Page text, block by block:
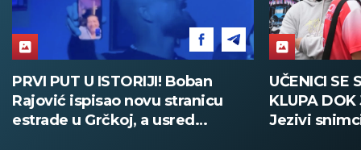
UČENICI SE SAKRILI ISPOD
KLUPA DOK JE VRŠNJAK PUCAO:
Jezivi snimci iz škole na Tajlandu
MRTVIH